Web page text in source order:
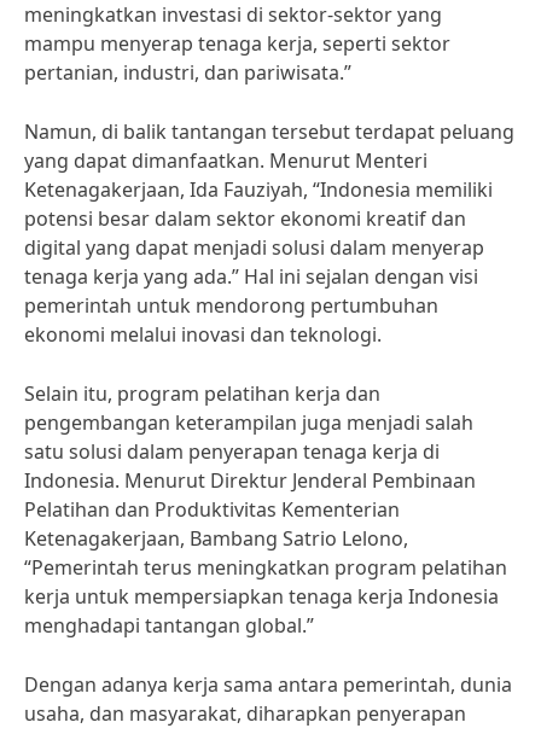
meningkatkan investasi di sektor-sektor yang
mampu menyerap tenaga kerja, seperti sektor
pertanian, industri, dan pariwisata.”
Namun, di balik tantangan tersebut terdapat peluang
yang dapat dimanfaatkan. Menurut Menteri
Ketenagakerjaan, Ida Fauziyah, “Indonesia memiliki
potensi besar dalam sektor ekonomi kreatif dan
digital yang dapat menjadi solusi dalam menyerap
tenaga kerja yang ada.” Hal ini sejalan dengan visi
pemerintah untuk mendorong pertumbuhan
ekonomi melalui inovasi dan teknologi.
Selain itu, program pelatihan kerja dan
pengembangan keterampilan juga menjadi salah
satu solusi dalam penyerapan tenaga kerja di
Indonesia. Menurut Direktur Jenderal Pembinaan
Pelatihan dan Produktivitas Kementerian
Ketenagakerjaan, Bambang Satrio Lelono,
“Pemerintah terus meningkatkan program pelatihan
kerja untuk mempersiapkan tenaga kerja Indonesia
menghadapi tantangan global.”
Dengan adanya kerja sama antara pemerintah, dunia
usaha, dan masyarakat, diharapkan penyerapan